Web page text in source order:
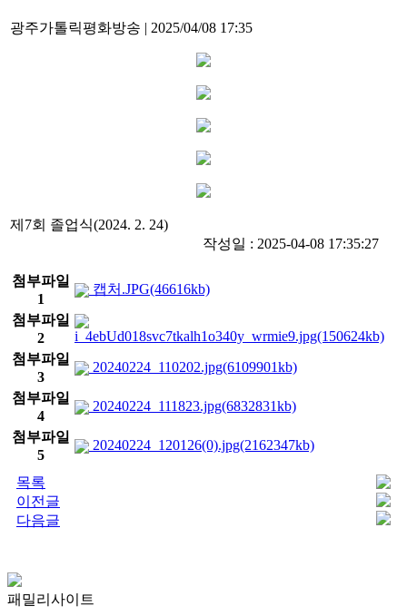
광주가톨릭평화방송 | 2025/04/08 17:35
제7회 졸업식(2024. 2. 24)
작성일 : 2025-04-08 17:35:27
첨부파일
1
캡처.JPG(46616kb)
첨부파일
2
i_4ebUd018svc7tkalh1o340y_wrmie9.jpg(150624kb)
첨부파일
3
20240224_110202.jpg(6109901kb)
첨부파일
4
20240224_111823.jpg(6832831kb)
첨부파일
5
20240224_120126(0).jpg(2162347kb)
목록
이전글
다음글
패밀리사이트